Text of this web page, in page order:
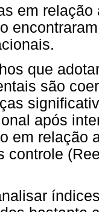
em
que
são
após
em relação
controle